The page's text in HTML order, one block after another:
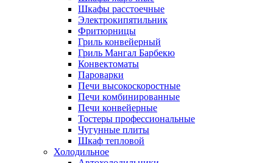
Шкафы расстоечные
Электрокипятильник
Фритюрницы
Гриль конвейерный
Гриль Мангал Барбекю
Конвектоматы
Пароварки
Печи высокоскоростные
Печи комбинированные
Печи конвейерные
Тостеры профессиональные
Чугунные плиты
Шкаф тепловой
Холодильное